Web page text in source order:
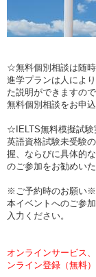
☆無料個別相談は随
進学プランは人によ
た説明ができますの
無料個別相談をお申込
☆IELTS無料模擬試
英語資格試験未受験
握、ならびに具体的
のご参加をお勧めいた
※ご予約時のお願い※
本イベントへのご参
入力ください。
オンラインサービス
ンライン登録（無料